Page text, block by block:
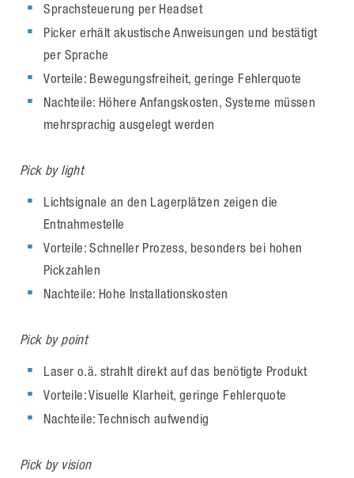
Sprachsteuerung per Headset
Picker erhält akustische Anweisungen und bestätigt
per Sprache
Vorteile: Bewegungsfreiheit, geringe Fehlerquote
Nachteile: Höhere Anfangskosten, Systeme müssen
mehrsprachig ausgelegt werden
Pick by light
Lichtsignale an den Lagerplätzen zeigen die
Entnahmestelle
Vorteile: Schneller Prozess, besonders bei hohen
Pickzahlen
Nachteile: Hohe Installationskosten
Pick by point
Laser o.ä. strahlt direkt auf das benötigte Produkt
Vorteile: Visuelle Klarheit, geringe Fehlerquote
Nachteile: Technisch aufwendig
Pick by vision